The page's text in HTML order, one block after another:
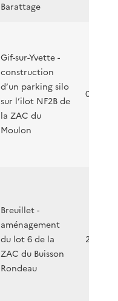
Barattage
Gif-sur-Yvette -
construction
d’un parking silo
sur l’ilot NF2B de
la ZAC du
Moulon
03/10/
Breuillet -
aménagement
du lot 6 de la
ZAC du Buisson
Rondeau
27/09/